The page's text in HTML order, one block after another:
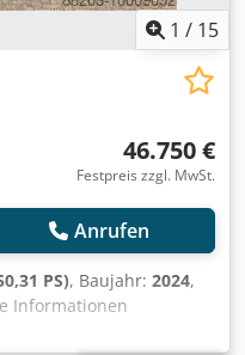
1 / 15
46.750 €
Festpreis zzgl. MwSt.
Anrufen
PS), Baujahr: 2024,
Informationen
Kubota D1803 CR (3